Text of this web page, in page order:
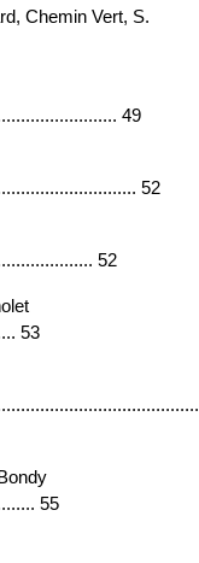
Chemin Vert, S.
49
52
52
53
55